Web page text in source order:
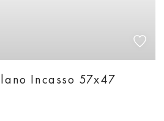
Incasso 57х47